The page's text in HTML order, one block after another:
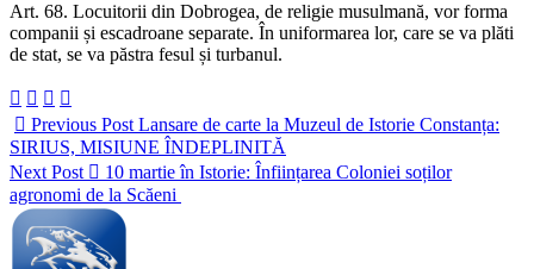
Art. 68. Locuitorii din Dobrogea, de religie musulmană, vor forma
companii și escadroane separate. În uniformarea lor, care se va plăti
de stat, se va păstra fesul și turbanul.
Previous Post Lansare de carte la Muzeul de Istorie Constanța:
SIRIUS, MISIUNE ÎNDEPLINITĂ
Next Post
10 martie în Istorie: Înființarea Coloniei soților
agronomi de la Scăeni